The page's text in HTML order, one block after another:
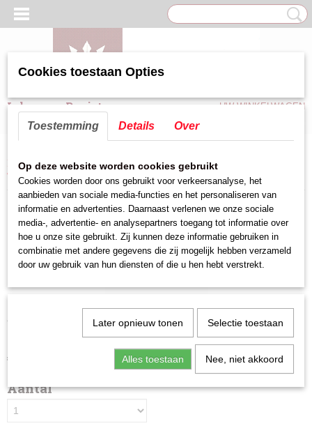
Inloggen Registreren UW WINKELWAGEN
Home>Keuken hulpmiddelen>Maatbekers,Trechter,Knijpfles
Trechter's kunststof >Trechter kunststof 8H WIT
Trechter kunststof 8H WIT
€ 0,74 (exclusief btw 21%)
Aantal
Cookies toestaan Opties
Toestemming Details Over
Op deze website worden cookies gebruikt
Cookies worden door ons gebruikt voor verkeersanalyse, het
aanbieden van sociale media-functies en het personaliseren van
informatie en advertenties. Daarnaast verlenen we onze sociale
media-, advertentie- en analysepartners toegang tot informatie over
hoe u onze site gebruikt. Zij kunnen deze informatie gebruiken in
combinatie met andere gegevens die zij mogelijk hebben verzameld
door uw gebruik van hun diensten of die u hen hebt verstrekt.
Later opnieuw tonen Selectie toestaan
Alles toestaan Nee, niet akkoord